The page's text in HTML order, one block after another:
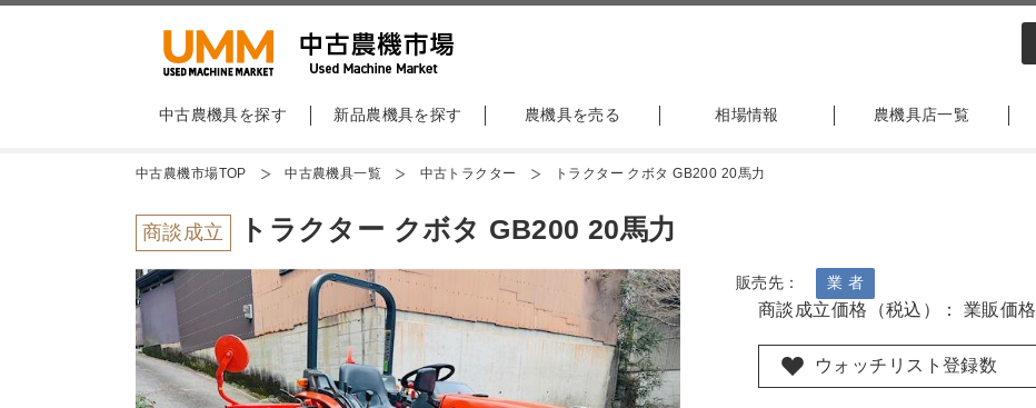
中古農機具を探す 新品農機具を探す 農機具を売る 相場情報 農機具店一覧
中古農機市場TOP 中古農機具一覧 中古トラクター トラクター クボタ GB200 20馬力
商談成立 トラクター クボタ GB200 20馬力
販売先： 業 者
商談成立価格（税込）： 業販価格
ウォッチリスト登録数